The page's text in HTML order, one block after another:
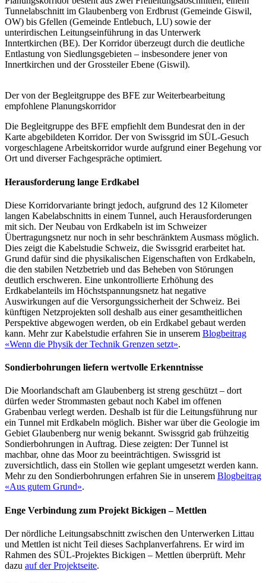
Tunnelabschnitt im Glaubenberg von Erdbrust (Gemeinde Giswil,
OW) bis Gfellen (Gemeinde Entlebuch, LU) sowie der
unterirdischen Leitungseinführung in das Unterwerk
Inntertkirchen (BE). Der Korridor überzeugt durch die deutliche
Entlastung von Siedlungsgebieten – insbesondere jener von
Innertkirchen und der Grossteiler Ebene (Giswil).
Der von der Begleitgruppe des BFE zur Weiterbearbeitung
empfohlene Planungskorridor
Die Begleitgruppe des BFE empfiehlt dem Bundesrat den in der
Karte abgebildeten Korridor. Der von Swissgrid im SÜL-Gesuch
vorgeschlagene Arbeitskorridor wurde aufgrund einer Begehung vor
Ort und diverser Fachgespräche optimiert.
Herausforderung lange Erdkabel
Diese Korridorvariante bringt jedoch, aufgrund des 12 Kilometer
langen Kabelabschnitts in einem Tunnel, auch Herausforderungen
mit sich. Der Neubau von Erdkabeln ist im Schweizer
Übertragungsnetz nur noch in sehr beschränktem Ausmass möglich.
Dies zeigt die Kabelstudie Schweiz, die Swissgrid erarbeitet hat.
Grund dafür sind die physikalischen Eigenschaften von Erdkabeln,
die den stabilen Netzbetrieb und das Beheben von Störungen
deutlich erschweren. Eine unkontrollierte Erhöhung des
Erdkabelanteils im Höchstspannungsnetz hat negative
Auswirkungen auf die Versorgungssicherheit der Schweiz. Bei
künftigen Netzprojekten soll deshalb aus einer gesamtheitlichen
Perspektive abgewogen werden, ob ein Erdkabel gebaut werden
kann. Mehr zur Kabelstudie erfahren Sie in unserem Blogbeitrag
«Wenn die Physik der Technik Grenzen setzt».
Sondierbohrungen liefern wertvolle Erkenntnisse
Die Moorlandschaft am Glaubenberg ist streng geschützt – dort
dürfen weder Strommasten gebaut noch Kabel im offenen
Grabenbau verlegt werden. Deshalb ist für die Leitungsführung nur
ein Tunnel mit Erdkabeln möglich. Bisher war über die Geologie im
Gebiet Glaubenberg nur wenig bekannt. Swissgrid gab frühzeitig
Sondierbohrungen in Auftrag. Diese zeigten: Der Tunnel ist
machbar, ohne das Moor zu beeinträchtigen. Swissgrid ist
zuversichtlich, dass ein Stollen wie geplant umgesetzt werden kann.
Mehr zu den Sondierbohrungen erfahren Sie in unserem Blogbeitrag
«Aus gutem Grund».
Enge Verbindung zum Projekt Bickigen – Mettlen
Der nördliche Leitungsabschnitt zwischen den Unterwerken Littau
und Mettlen ist nicht Teil dieses Sachplanverfahrens. Er wird im
Rahmen des SÜL-Projektes Bickigen – Mettlen überprüft. Mehr
dazu auf der Projektseite.